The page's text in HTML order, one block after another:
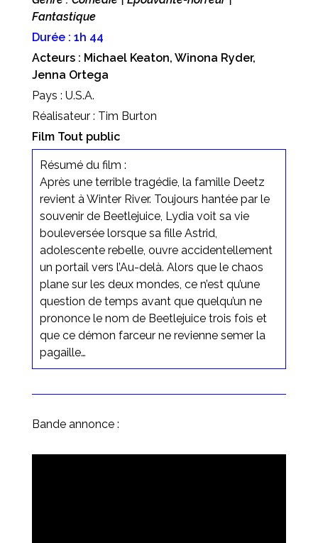
Fantastique
Durée : 1h 44
Acteurs : Michael Keaton, Winona Ryder,
Jenna Ortega
Pays : U.S.A.
Réalisateur : Tim Burton
Film Tout public
Résumé du film :
Après une terrible tragédie, la famille Deetz
revient à Winter River. Toujours hantée par le
souvenir de Beetlejuice, Lydia voit sa vie
bouleversée lorsque sa fille Astrid,
adolescente rebelle, ouvre accidentellement
un portail vers l’Au-delà. Alors que le chaos
plane sur les deux mondes, ce n’est qu’une
question de temps avant que quelqu’un ne
prononce le nom de Beetlejuice trois fois et
que ce démon farceur ne revienne semer la
pagaille…
Bande annonce :